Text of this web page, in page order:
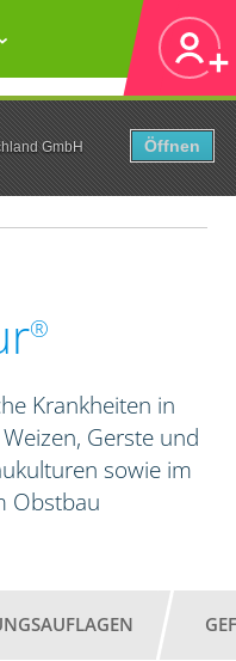
GmbH
Öffnen
®
Krankheiten in
Gerste und
sowie im
Obstbau